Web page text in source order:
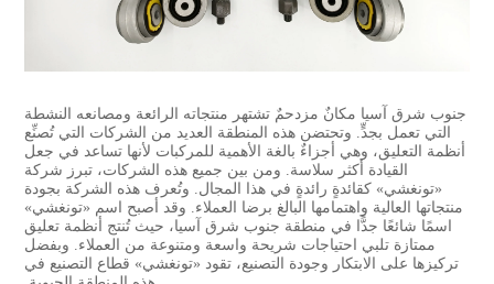
جنوب شرق آسيا مكانٌ مزدحمٌ تشتهر منتجاته الرائعة ومصانعه النشطة
التي تعمل بجدٍّ. وتحتضن هذه المنطقة العديد من الشركات التي تُصنِّع
أنظمة التعليق، وهي أجزاءٌ بالغة الأهمية للمركبات لأنها تساعد في جعل
القيادة أكثر سلاسة. ومن بين جميع هذه الشركات، تبرز شركة
«تونغشي» كقائدةٍ رائدةٍ في هذا المجال. وتُعرف هذه الشركة بجودة
منتجاتها العالية واهتمامها البالغ برضا العملاء. وقد أصبح اسم «تونغشي»
اسمًا شائعًا جدًّا في منطقة جنوب شرق آسيا، حيث تُنتج أنظمة تعليق
ممتازة تلبي احتياجات شريحة واسعة ومتنوعة من العملاء. وبفضل
تركيزها على الابتكار وجودة التصنيع، تقود «تونغشي» قطاع التصنيع في